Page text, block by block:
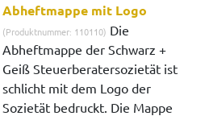
Abheftmappe mit Logo
(Produktnummer: 110110) Die
Abheftmappe der Schwarz +
Geiß Steuerberatersozietät ist
schlicht mit dem Logo der
Sozietät bedruckt. Die Mappe